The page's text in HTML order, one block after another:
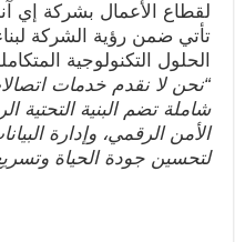
لقطاع الأعمال بشركة إي
تأتي ضمن رؤية الشركة
الحلول التكنولوجية
“نحن لا نقدم خدمات
شاملة تضم البنية التحتية
لتحسين جودة الحياة